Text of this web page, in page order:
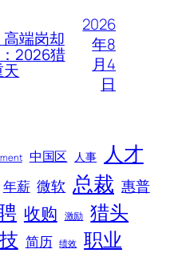
端岗却
2026猎
2026
年8
月4
日
中国区 人事 人才
年薪 微软 总裁 惠普
收购 激励 猎头
简历 绩效 职业